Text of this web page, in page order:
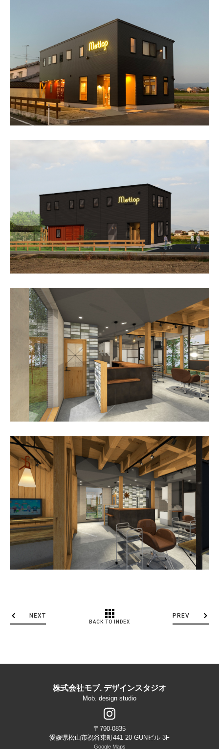
NEXT
BACK TO INDEX
PREV
株式会社モブ. デザインスタジオ
Mob. design studio
〒790-0835
愛媛県松山市祝谷東町441-20 GUNビル 3F
Google Maps